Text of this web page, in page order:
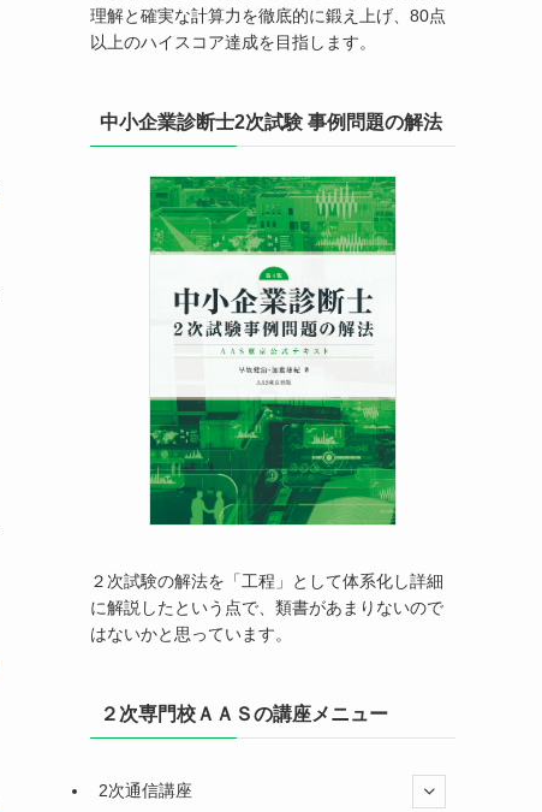
理解と確実な計算力を徹底的に鍛え上げ、80点
以上のハイスコア達成を目指します。
中小企業診断士2次試験 事例問題の解法
２次試験の解法を「工程」として体系化し詳細
に解説したという点で、類書があまりないので
はないかと思っています。
２次専門校ＡＡＳの講座メニュー
2次通信講座